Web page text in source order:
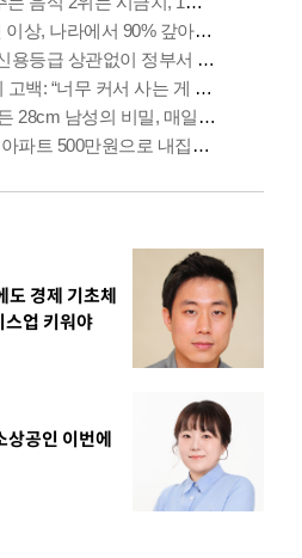
높여야…폭염 문제도 입추 코앞인데
도 경제 기초체
업 키워야
공인 이번에